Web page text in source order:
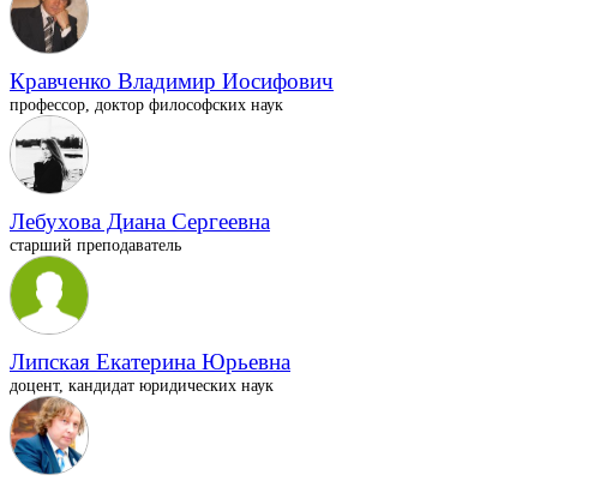
Кравченко Владимир Иосифович
профессор, доктор философских наук
Лебухова Диана Сергеевна
старший преподаватель
Липская Екатерина Юрьевна
доцент, кандидат юридических наук